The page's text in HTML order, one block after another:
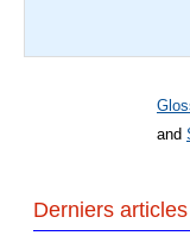
and
Derniers articles